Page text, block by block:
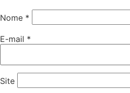
Nome *
E-mail *
Site